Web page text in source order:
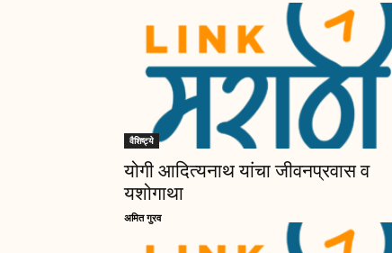
वैशिष्ट्ये
योगी आदित्यनाथ यांचा जीवनप्रवास व
यशोगाथा
अमित गुरव